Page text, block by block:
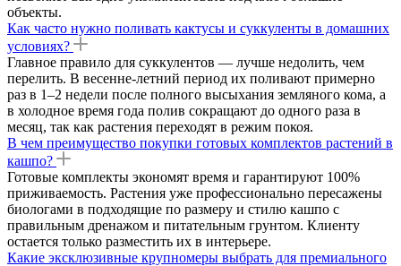
объекты.
Как часто нужно поливать кактусы и суккуленты в домашних
условиях?
Главное правило для суккулентов — лучше недолить, чем
перелить. В весенне-летний период их поливают примерно
раз в 1–2 недели после полного высыхания земляного кома, а
в холодное время года полив сокращают до одного раза в
месяц, так как растения переходят в режим покоя.
В чем преимущество покупки готовых комплектов растений в
кашпо?
Готовые комплекты экономят время и гарантируют 100%
приживаемость. Растения уже профессионально пересажены
биологами в подходящие по размеру и стилю кашпо с
правильным дренажом и питательным грунтом. Клиенту
остается только разместить их в интерьере.
Какие эксклюзивные крупномеры выбрать для премиального